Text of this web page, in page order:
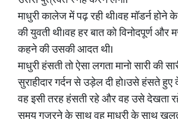
माधुरी कालेज में पढ़ रही थी।वह मॉडर्न होने
की युवती थी।वह हर बात को विनोदपूर्ण और
कहने की उसकी आदत थी।
माधुरी हंसती तो ऐसा लगता मानो सारी की
सुराहीदार गर्दन से उड़ेल दी हो।उसे हंसते
वह इसी तरह हंसती रहे और वह उसे देखता